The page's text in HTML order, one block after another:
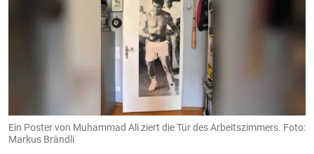
Ein Poster von Muhammad Ali ziert die Tür des Arbeitszimmers. Foto:
Markus Brändli